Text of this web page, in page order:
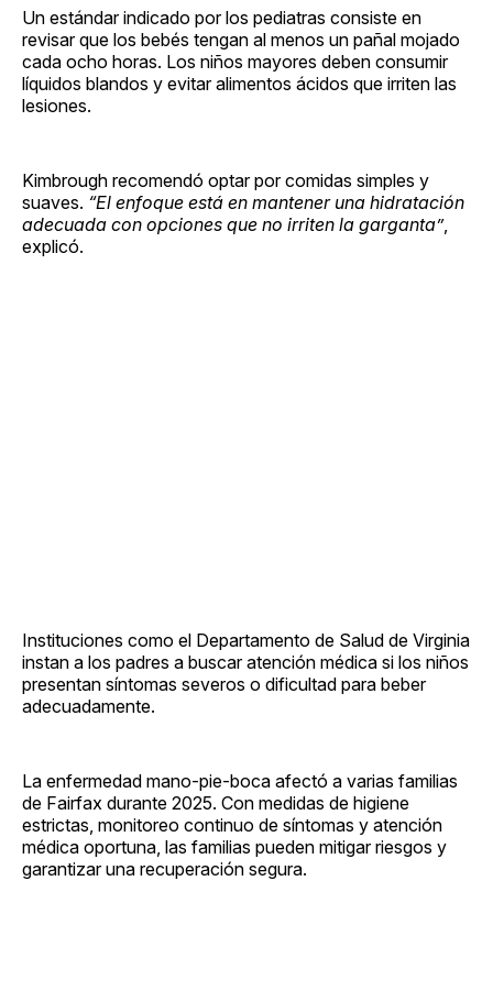
Un estándar indicado por los pediatras consiste en
revisar que los bebés tengan al menos un pañal mojado
cada ocho horas. Los niños mayores deben consumir
líquidos blandos y evitar alimentos ácidos que irriten las
lesiones.
Kimbrough recomendó optar por comidas simples y
suaves. “El enfoque está en mantener una hidratación
adecuada con opciones que no irriten la garganta”,
explicó.
Instituciones como el Departamento de Salud de Virginia
instan a los padres a buscar atención médica si los niños
presentan síntomas severos o dificultad para beber
adecuadamente.
La enfermedad mano-pie-boca afectó a varias familias
de Fairfax durante 2025. Con medidas de higiene
estrictas, monitoreo continuo de síntomas y atención
médica oportuna, las familias pueden mitigar riesgos y
garantizar una recuperación segura.